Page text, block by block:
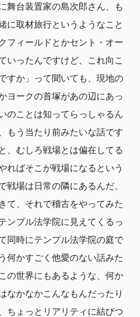
舞台装置家の島次郎さん、も
に取材旅行というようなこと
フィールドとかセント・オー
いったんですけど、これ向こ
すか」って聞いても、現地の
ヨークの首塚があの辺にあっ
のことは知ってらっしゃるん
もう当たり前みたいな話です
、むしろ戦場とは偏在してる
ればそこが戦場になるという
戦場は日常の隣にあるんだ、
て、それで稽古をやってみた
ンプル法学院に見えてくるっ
同時にテンプル法学院の庭で
何かすごく他愛のない話みた
の世界にもあるような、何か
なかなかこんなもんだったり
ちょっとリアリティに結びつ